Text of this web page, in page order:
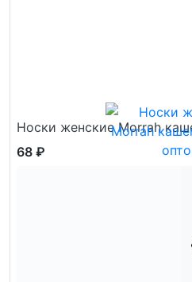
Носки женские Morrah
68 ₽